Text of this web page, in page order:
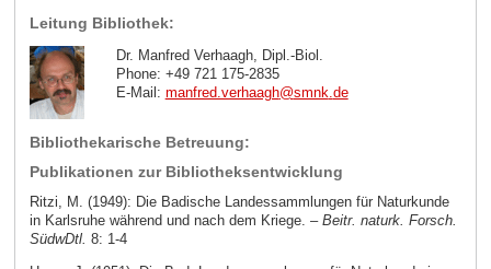
Leitung Bibliothek:
Dr. Manfred Verhaagh, Dipl.-Biol.
Phone: +49 721 175-2835
E-Mail: manfred.verhaagh@smnk.de
Bibliothekarische Betreuung:
Publikationen zur Bibliotheksentwicklung
Ritzi, M. (1949): Die Badische Landessammlungen für Naturkunde
in Karlsruhe während und nach dem Kriege. – Beitr. naturk. Forsch.
SüdwDtl. 8: 1-4